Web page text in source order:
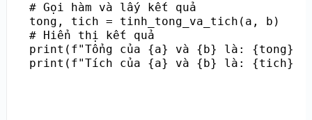
# Gọi hàm và lấy kết quả
tong, tich = tinh_tong_va_tich(a, b)
# Hiển thị kết quả
print(f"Tổng của {a} và {b} là: {tong}")